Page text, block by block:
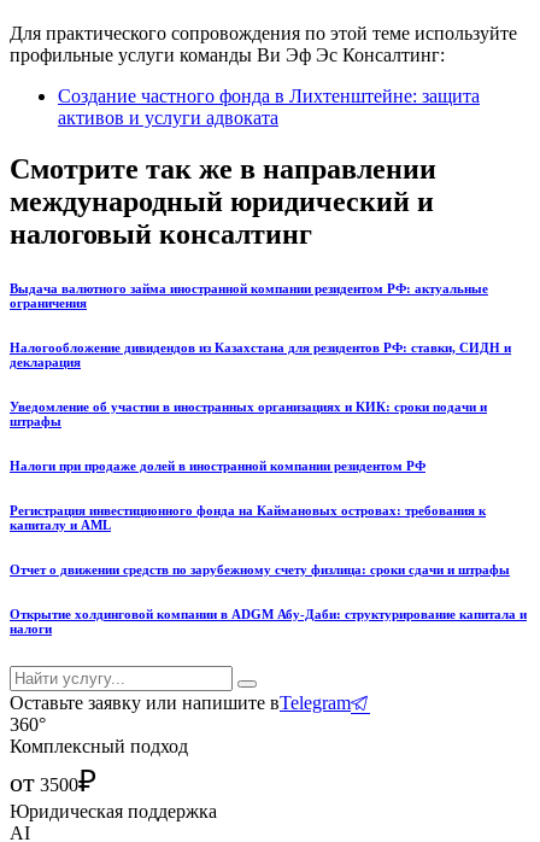
Для практического сопровождения по этой теме используйте
профильные услуги команды Ви Эф Эс Консалтинг:
Создание частного фонда в Лихтенштейне: защита
активов и услуги адвоката
Смотрите так же в направлении
международный юридический и
налоговый консалтинг
Выдача валютного займа иностранной компании резидентом РФ: актуальные
ограничения
Налогообложение дивидендов из Казахстана для резидентов РФ: ставки, СИДН и
декларация
Уведомление об участии в иностранных организациях и КИК: сроки подачи и
штрафы
Налоги при продаже долей в иностранной компании резидентом РФ
Регистрация инвестиционного фонда на Каймановых островах: требования к
капиталу и AML
Отчет о движении средств по зарубежному счету физлица: сроки сдачи и штрафы
Открытие холдинговой компании в ADGM Абу-Даби: структурирование капитала и
налоги
Оставьте заявку или напишите вTelegram
360°
Комплексный подход
от 3500₽
Юридическая поддержка
AI